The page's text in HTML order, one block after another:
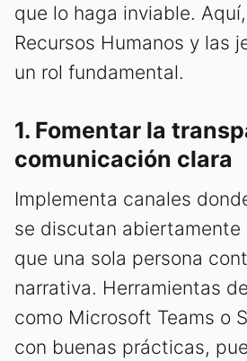
que lo haga inviable.
Recursos Humanos y las
un rol fundamental.
1. Fomentar la
comunicación clara
Implementa canales
se discutan abiertamente
que una sola persona
narrativa. Herramientas
como Microsoft Teams o
con buenas prácticas,